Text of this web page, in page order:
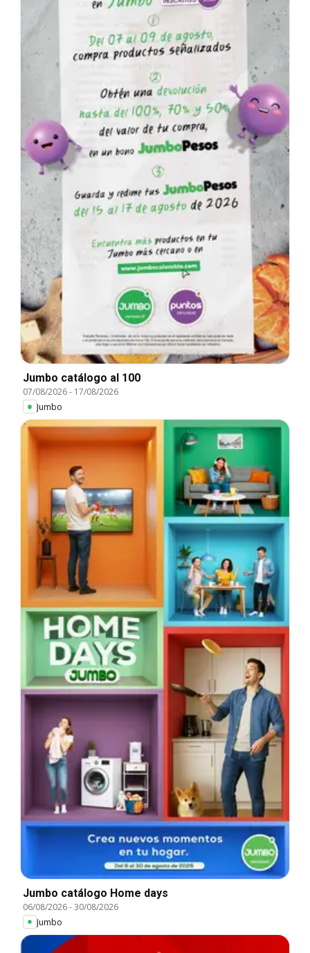
Jumbo catálogo al 100
07/08/2026- 17/08/2026
Jumbo
Jumbo catálogo Home days
06/08/2026-30/08/2026
Jumbo